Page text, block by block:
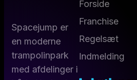
Spacejump er
en moderne
trampolinpark
med afdelinger i
Forside
Franchise
Regelsæt
Indmelding